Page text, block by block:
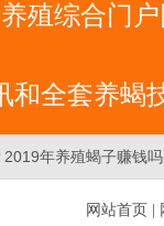
殖综合门
和全套养蝎
养殖产业网
年养殖蝎子赚钱
网站首页